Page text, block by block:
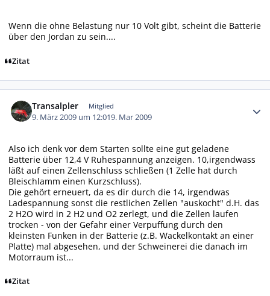
Wenn die ohne Belastung nur 10 Volt gibt, scheint die Batterie
über den Jordan zu sein....
Zitat
Transalpler Mitglied
9. März 2009 um 12:019. Mar 2009
Also ich denk vor dem Starten sollte eine gut geladene
Batterie über 12,4 V Ruhespannung anzeigen. 10,irgendwass
läßt auf einen Zellenschluss schließen (1 Zelle hat durch
Bleischlamm einen Kurzschluss).
Die gehört erneuert, da es dir durch die 14, irgendwas
Ladespannung sonst die restlichen Zellen "auskocht" d.H. das
2 H2O wird in 2 H2 und O2 zerlegt, und die Zellen laufen
trocken - von der Gefahr einer Verpuffung durch den
kleinsten Funken in der Batterie (z.B. Wackelkontakt an einer
Platte) mal abgesehen, und der Schweinerei die danach im
Motorraum ist...
Zitat